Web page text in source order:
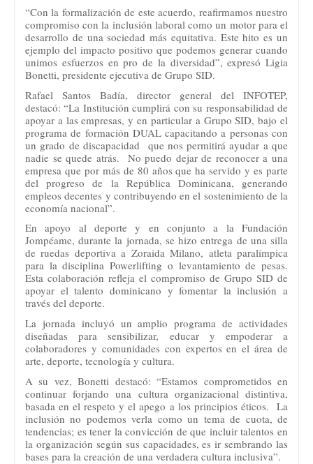
“Con la formalización de este acuerdo, reafirmamos nuestro
compromiso con la inclusión laboral como un motor para el
desarrollo de una sociedad más equitativa. Este hito es un
ejemplo del impacto positivo que podemos generar cuando
unimos esfuerzos en pro de la diversidad”, expresó Ligia
Bonetti, presidente ejecutiva de Grupo SID.
Rafael Santos Badía, director general del INFOTEP,
destacó: “La Institución cumplirá con su responsabilidad de
apoyar a las empresas, y en particular a Grupo SID, bajo el
programa de formación DUAL capacitando a personas con
un grado de discapacidad que nos permitirá ayudar a que
nadie se quede atrás. No puedo dejar de reconocer a una
empresa que por más de 80 años que ha servido y es parte
del progreso de la República Dominicana, generando
empleos decentes y contribuyendo en el sostenimiento de la
economía nacional”.
En apoyo al deporte y en conjunto a la Fundación
Jompéame, durante la jornada, se hizo entrega de una silla
de ruedas deportiva a Zoraida Milano, atleta paralímpica
para la disciplina Powerlifting o levantamiento de pesas.
Esta colaboración refleja el compromiso de Grupo SID de
apoyar el talento dominicano y fomentar la inclusión a
través del deporte.
La jornada incluyó un amplio programa de actividades
diseñadas para sensibilizar, educar y empoderar a
colaboradores y comunidades con expertos en el área de
arte, deporte, tecnología y cultura.
A su vez, Bonetti destacó: “Estamos comprometidos en
continuar forjando una cultura organizacional distintiva,
basada en el respeto y el apego a los principios éticos. La
inclusión no podemos verla como un tema de cuota, de
tendencias; es tener la convicción de que incluir talentos en
la organización según sus capacidades, es ir sembrando las
bases para la creación de una verdadera cultura inclusiva”.